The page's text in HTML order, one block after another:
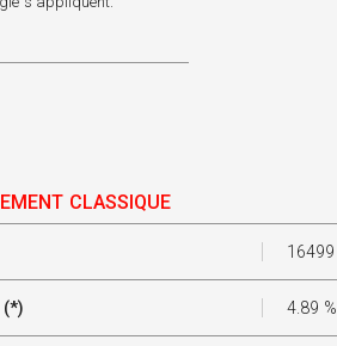
CLASSIQUE
16499
(*) 4.89 %